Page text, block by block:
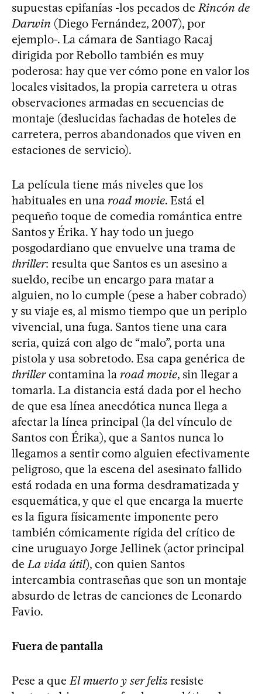
supuestas epifanías -los pecados deRincón de
Darwin (Diego Fernández, 2007), por
ejemplo-. La cámara de Santiago Racaj
dirigida por Rebollo también es muy
poderosa: hay que ver cómo pone en valor los
locales visitados, la propia carretera u otras
observaciones armadas en secuencias de
montaje (deslucidas fachadas de hoteles de
carretera, perros abandonados que viven en
estaciones de servicio).
La película tiene más niveles que los
habituales en una road movie. Está el
pequeño toque de comedia romántica entre
Santos y Érika. Y hay todo un juego
posgodardiano que envuelve una trama de
thriller: resulta que Santos es un asesino a
sueldo, recibe un encargo para matar a
alguien, no lo cumple (pese a haber cobrado)
y su viaje es, al mismo tiempo que un periplo
vivencial, una fuga. Santos tiene una cara
seria, quizá con algo de “malo”, porta una
pistola y usa sobretodo. Esa capa genérica de
thrillercontamina la road movie, sin llegar a
tomarla. La distancia está dada por el hecho
de que esa línea anecdótica nunca llega a
afectar la línea principal (la del vínculo de
Santos con Érika), que a Santos nunca lo
llegamos a sentir como alguien efectivamente
peligroso, que la escena del asesinato fallido
está rodada en una forma desdramatizada y
esquemática, y que el que encarga la muerte
es la figura físicamente imponente pero
también cómicamente rígida del crítico de
cine uruguayo Jorge Jellinek (actor principal
deLa vida útil), con quien Santos
intercambia contraseñas que son un montaje
absurdo de letras de canciones de Leonardo
Favio.
Fuera de pantalla
Pese a queEl muerto y ser feliz resiste